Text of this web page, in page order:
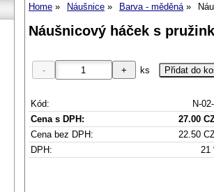
Home Náušnice Barva - měděná
Náušnicový háček s
ks
Kód:
N-
Cena s DPH:
27.00
Cena bez DPH:
22.50
DPH:
21